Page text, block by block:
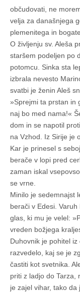
občudovati, ne
velja za današnjega
plemenitega in
O življenju sv. Aleša
staršem podeljen po
potomcu. Sinka sta
izbrala nevesto
svatbi je ženin Aleš
»Sprejmi ta prstan in
naj bo med nama!«
dom in se napotil
na Vzhod. Iz Sirije je
Kar je prinesel s
berače v lopi pred
zaman iskal
se vrne.
Minilo je sedemnajst
berači v Edesi.
glas, ki mu je velel:
vreden božjega
Duhovnik je pohitel
razvedelo, kaj se je
častiti kot svetnika.
priti z ladjo do Tarza,
je zajel vihar, tako da